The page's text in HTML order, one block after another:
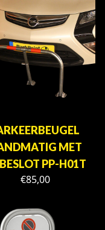
MET
PP-H01T
€85,00